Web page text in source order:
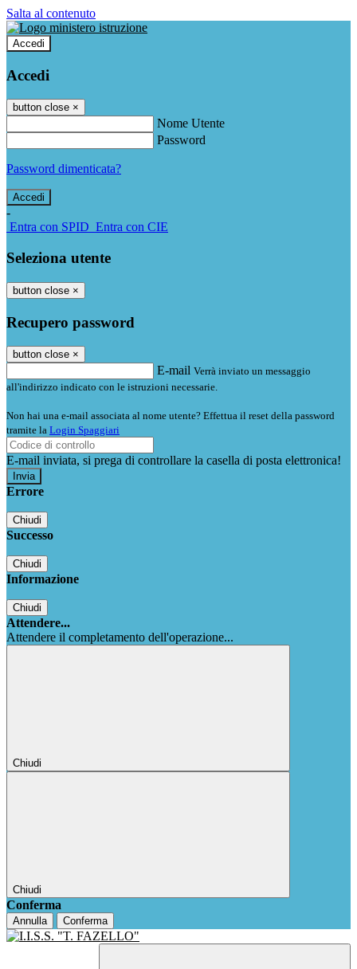
Salta al contenuto
Accedi
Accedi
button close ×
Nome Utente
Password
Password dimenticata?
-
Entra con SPID Entra con CIE
Seleziona utente
button close ×
Recupero password
button close ×
E-mail Verrà inviato un messaggio
all'indirizzo indicato con le istruzioni necessarie.
Non hai una e-mail associata al nome utente? Effettua il reset della password
tramite la Login Spaggiari
E-mail inviata, si prega di controllare la casella di posta elettronica!
Errore
Chiudi
Successo
Chiudi
Informazione
Chiudi
Attendere...
Attendere il completamento dell'operazione...
Chiudi
Chiudi
Conferma
Annulla Conferma